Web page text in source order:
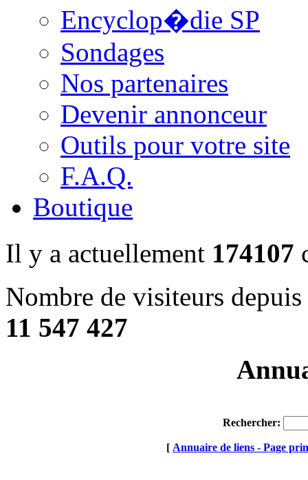
Encyclop�die SP
Sondages
Nos partenaires
Devenir annonceur
Outils pour votre site
F.A.Q.
Boutique
Il y a actuellement 174107
Nombre de visiteurs
11 547 427
Rechercher:
[ Annuaire de liens - Page